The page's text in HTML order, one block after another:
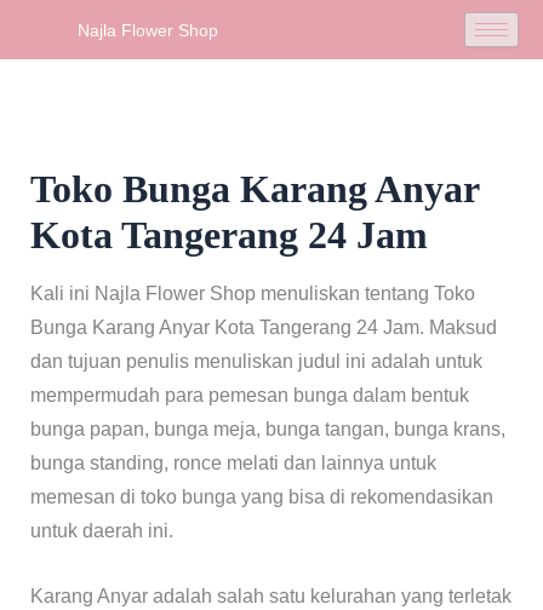
Najla Flower Shop
Toko Bunga Karang Anyar
Kota Tangerang 24 Jam
Kali ini Najla Flower Shop menuliskan tentang Toko
Bunga Karang Anyar Kota Tangerang 24 Jam. Maksud
dan tujuan penulis menuliskan judul ini adalah untuk
mempermudah para pemesan bunga dalam bentuk
bunga papan, bunga meja, bunga tangan, bunga krans,
bunga standing, ronce melati dan lainnya untuk
memesan di toko bunga yang bisa di rekomendasikan
untuk daerah ini.
Karang Anyar adalah salah satu kelurahan yang terletak